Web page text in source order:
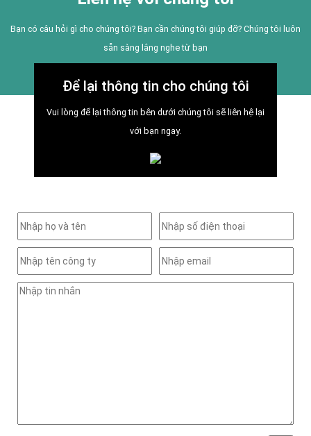
Bạn có câu hỏi gì cho chúng tôi? Bạn cần chúng tôi giúp đỡ? Chúng tôi luôn
sẵn sàng lắng nghe từ bạn
Để lại thông tin cho chúng tôi
Vui lòng để lại thông tin bên dưới chúng tôi sẽ liên hệ lại
với bạn ngay.